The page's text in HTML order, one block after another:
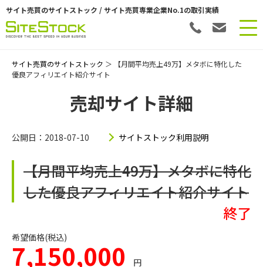
サイト売買のサイトストック / サイト売買専業企業No.1の取引実績
サイト売買のサイトストック ＞ 【月間平均売上49万】メタボに特化した
優良アフィリエイト紹介サイト
売却サイト詳細
公開日：2018-07-10 サイトストック利用説明
【月間平均売上49万】メタボに特化
した優良アフィリエイト紹介サイト
終了
希望価格(税込)
7,150,000 円